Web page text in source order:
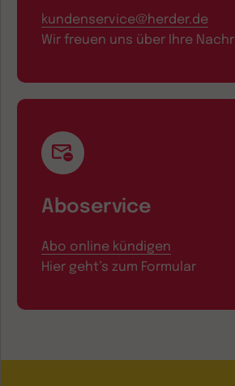
kundenservice@herder.de
Wir freuen uns über Ihre
Aboservice
Abo online kündigen
Hier geht’s zum Formular